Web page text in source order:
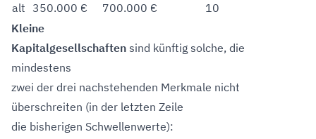
alt 350.000 € 700.000 €
10
Kleine
Kapitalgesellschaften sind künftig solche, die
mindestens
zwei der drei nachstehenden Merkmale nicht
überschreiten (in der letzten Zeile
die bisherigen Schwellenwerte):